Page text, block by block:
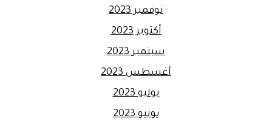
نوفمبر 2023
أكتوبر 2023
سبتمبر 2023
أغسطس 2023
يوليو 2023
يونيو 2023